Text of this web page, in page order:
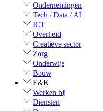
Ondernemingen
Tech / Data / AI
ICT
Overheid
Creatieve sector
Zorg
Onderwijs
Bouw
E&K
Werken bij
Diensten